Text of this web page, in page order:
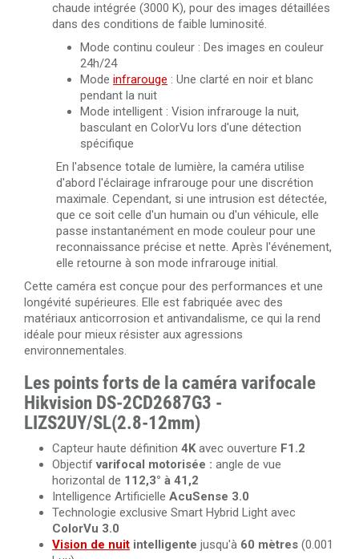
chaude intégrée (3000 K), pour des images détaillées
dans des conditions de faible luminosité.
Mode continu couleur : Des images en couleur
24h/24
Mode infrarouge : Une clarté en noir et blanc
pendant la nuit
Mode intelligent : Vision infrarouge la nuit,
basculant en ColorVu lors d'une détection
spécifique
En l'absence totale de lumière, la caméra utilise
d'abord l'éclairage infrarouge pour une discrétion
maximale. Cependant, si une intrusion est détectée,
que ce soit celle d'un humain ou d'un véhicule, elle
passe instantanément en mode couleur pour une
reconnaissance précise et nette. Après l'événement,
elle retourne à son mode infrarouge initial.
Cette caméra est conçue pour des performances et une
longévité supérieures. Elle est fabriquée avec des
matériaux anticorrosion et antivandalisme, ce qui la rend
idéale pour mieux résister aux agressions
environnementales.
Les points forts de la caméra varifocale
Hikvision DS-2CD2687G3 -
LIZS2UY/SL(2.8-12mm)
Capteur haute définition 4Kavec ouverture F1.2
Objectifvarifocal motorisée : angle de vue
horizontal de 112,3° à 41,2
Intelligence Artificielle AcuSense 3.0
Technologie exclusive Smart Hybrid Light avec
ColorVu 3.0
Vision de nuit intelligente jusqu'à 60 mètres (0.001